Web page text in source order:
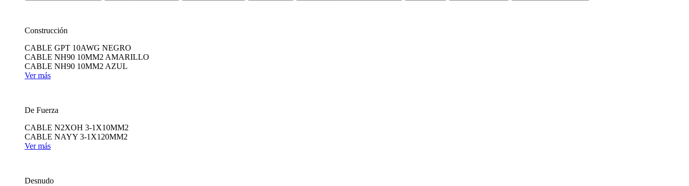
Construcción
CABLE GPT 10AWG NEGRO
CABLE NH90 10MM2 AMARILLO
CABLE NH90 10MM2 AZUL
Ver más
De Fuerza
CABLE N2XOH 3-1X10MM2
CABLE NAYY 3-1X120MM2
Ver más
Desnudo